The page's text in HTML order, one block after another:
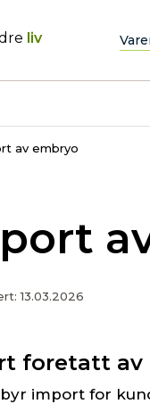
liv
av embryo
13.03.2026
foretatt av
import for